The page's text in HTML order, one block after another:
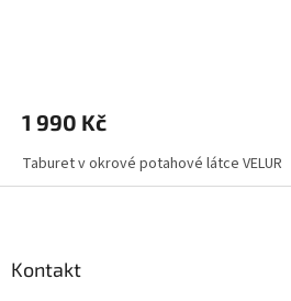
1 990 Kč
Taburet v okrové potahové látce VELUR
Kontakt